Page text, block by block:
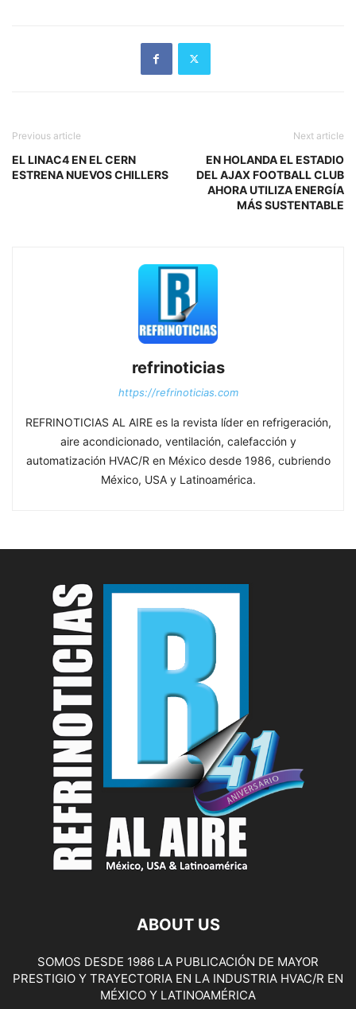
Previous article
EL LINAC4 EN EL CERN
ESTRENA NUEVOS CHILLERS
Next article
EN HOLANDA EL ESTADIO
DEL AJAX FOOTBALL CLUB
AHORA UTILIZA ENERGÍA
MÁS SUSTENTABLE
refrinoticias
https://refrinoticias.com
REFRINOTICIAS AL AIRE es la revista líder en refrigeración,
aire acondicionado, ventilación, calefacción y
automatización HVAC/R en México desde 1986, cubriendo
México, USA y Latinoamérica.
ABOUT US
SOMOS DESDE 1986 LA PUBLICACIÓN DE MAYOR
PRESTIGIO Y TRAYECTORIA EN LA INDUSTRIA HVAC/R EN
MÉXICO Y LATINOAMÉRICA